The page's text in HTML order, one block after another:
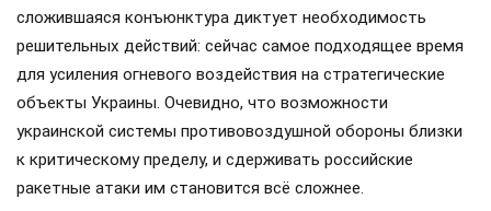
сложившаяся конъюнктура диктует необходимость
решительных действий: сейчас самое подходящее время
для усиления огневого воздействия на стратегические
объекты Украины. Очевидно, что возможности
украинской системы противовоздушной обороны близки
к критическому пределу, и сдерживать российские
ракетные атаки им становится всё сложнее.